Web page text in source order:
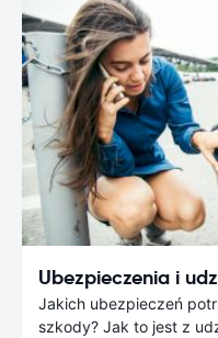
Ubezpieczenia i
Jakich ubezpieczeń
szkody? Jak to jest z